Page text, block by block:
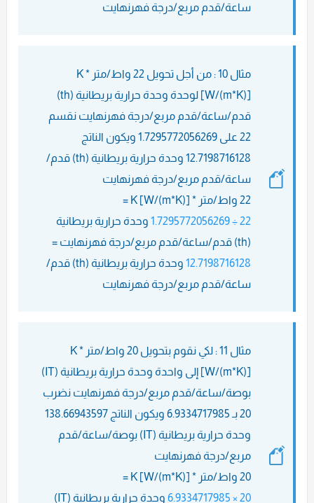
ساعة/قدم مربع/درجة فهرنهايت
مثال 10 : من أجل تحويل 22 واط/متر * K
[W/(m*K)] لوحدة وحدة حرارية بريطانية (th)
قدم/ساعة/قدم مربع/درجة فهرنهايت نقسم
22 على 1.7295772056269 ويكون الناتج
12.7198716128 وحدة حرارية بريطانية (th) قدم/
ساعة/قدم مربع/درجة فهرنهايت
22 واط/متر * K [W/(m*K)] =
22 ÷ 1.7295772056269
وحدة حرارية بريطانية
(th) قدم/ساعة/قدم مربع/درجة فهرنهايت =
12.7198716128
وحدة حرارية بريطانية (th) قدم/
ساعة/قدم مربع/درجة فهرنهايت
مثال 11 : لكي نقوم بتحويل 20 واط/متر * K
[W/(m*K)] إلى واحدة وحدة حرارية بريطانية (IT)
بوصة/ساعة/قدم مربع/درجة فهرنهايت نضرب
20 بـ 6.9334717985 ويكون الناتج 138.66943597
وحدة حرارية بريطانية (IT) بوصة/ساعة/قدم
مربع/درجة فهرنهايت
20 واط/متر * K [W/(m*K)] =
20 × 6.9334717985
وحدة حرارية بريطانية (IT)